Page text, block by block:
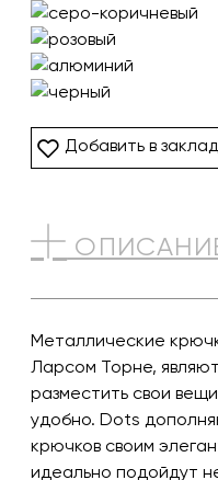
Добавить в
Металлические
Ларсом Торне,
разместить свои
удобно. Dots
крючков своим
идеально подойдут